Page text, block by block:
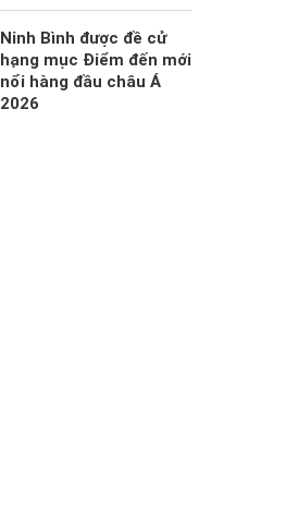
Ninh Bình được đề cử
hạng mục Điểm đến mới
nổi hàng đầu châu Á
2026